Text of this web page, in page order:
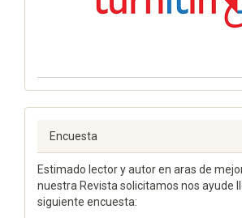
Encuesta
Estimado lector y autor en aras de
nuestra Revista solicitamos nos ayude
siguiente encuesta: